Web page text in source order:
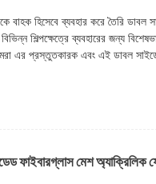
বাহক হিসেবে ব্যবহার করে তৈরি
শিল্পক্ষেত্রে ব্যবহারের জন্য
এর প্রস্তুতকারক এবং এই ডাবল
ফাইবারগ্লাস মেশ অ্যাক্রিলিক